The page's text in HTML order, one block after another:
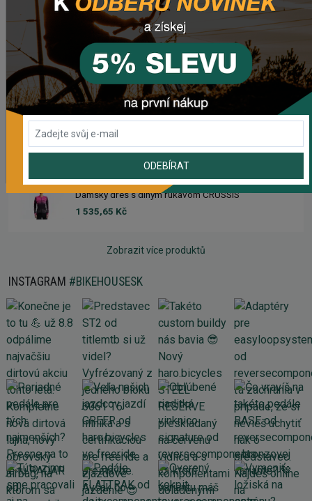
1 633,93 Kč
Dámsky dres CRUSSIS
1 633,93 Kč
Dres s dlhým rukávom CRUSSIS
1 535,65 Kč
Dámsky dres s dlhým rukávom CRUSSIS
1 535,65 Kč
Zobrazit více produktů
INSTAGRAM #BIKEHOUSESK
ODEBÍRAT